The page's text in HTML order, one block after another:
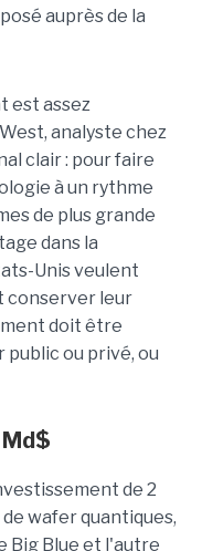
auprès de la
est assez
analyste chez
clair : pour faire
à un rythme
de plus grande
dans la
Unis veulent
conserver leur
doit être
public ou privé, ou
de 2
wafer quantiques,
Big Blue et l'autre